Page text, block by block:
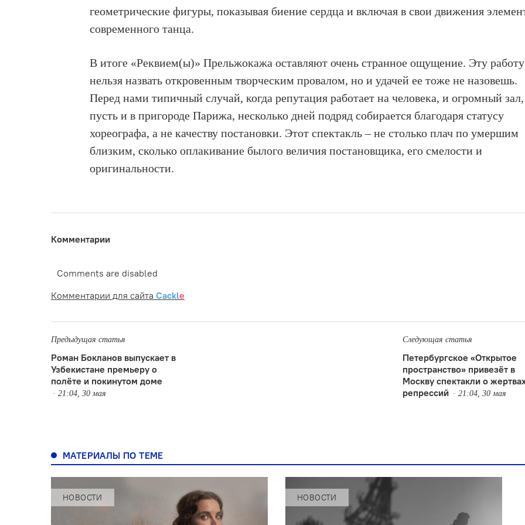
геометрические фигуры, показывая биение сердца и включая в свои движения
современного танца.
В итоге «Реквием(ы)» Прельжокажа оставляют очень странное ощущение. Эту работу
нельзя назвать откровенным творческим провалом, но и удачей ее тоже не назовешь.
Перед нами типичный случай, когда репутация работает на человека, и огромный зал,
пусть и в пригороде Парижа, несколько дней подряд собирается благодаря статусу
хореографа, а не качеству постановки. Этот спектакль – не столько плач по умершим
близким, сколько оплакивание былого величия постановщика, его смелости и
оригинальности.
Комментарии
Comments are disabled
Комментарии для сайта Cackle
Предыдущая статья
Роман Бокланов выпускает в
Узбекистане премьеру о
полёте и покинутом доме
21:04, 30 мая
Следующая статья
Петербургское «Открытое
пространство» привезёт в
Москву спектакли о
репрессий
21:04, 30 мая
МАТЕРИАЛЫ ПО ТЕМЕ
НОВОСТИ НОВОСТИ